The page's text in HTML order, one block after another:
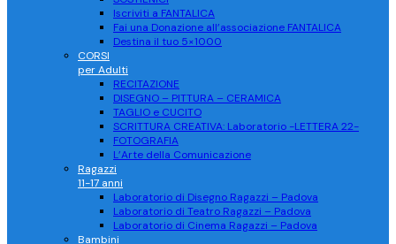
Iscriviti a FANTALICA
Fai una Donazione all’associazione FANTALICA
Destina il tuo 5×1000
CORSI
per Adulti
RECITAZIONE
DISEGNO – PITTURA – CERAMICA
TAGLIO e CUCITO
SCRITTURA CREATIVA: Laboratorio -LETTERA 22-
FOTOGRAFIA
L’Arte della Comunicazione
Ragazzi
11-17 anni
Laboratorio di Disegno Ragazzi – Padova
Laboratorio di Teatro Ragazzi – Padova
Laboratorio di Cinema Ragazzi – Padova
Bambini